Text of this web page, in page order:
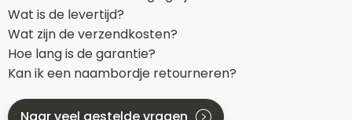
Wat is de levertijd?
Wat zijn de verzendkosten?
Hoe lang is de garantie?
Kan ik een naambordje retourneren?